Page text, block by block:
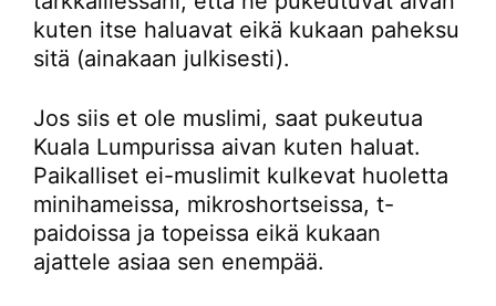
kuten itse haluavat eikä kukaan paheksu
sitä (ainakaan julkisesti).
Jos siis et ole muslimi, saat pukeutua
Kuala Lumpurissa aivan kuten haluat.
Paikalliset ei-muslimit kulkevat huoletta
minihameissa, mikroshortseissa, t-
paidoissa ja topeissa eikä kukaan
ajattele asiaa sen enempää.